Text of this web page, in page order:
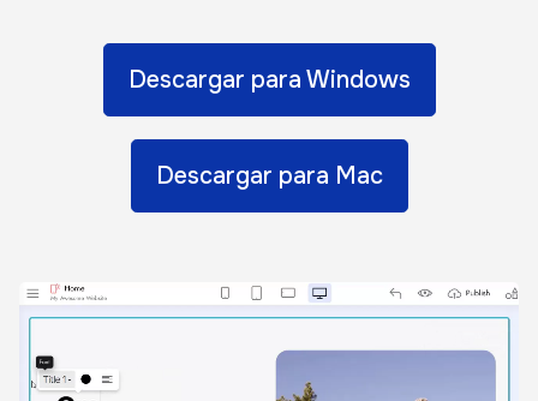
Descargar para Windows
Descargar para Mac